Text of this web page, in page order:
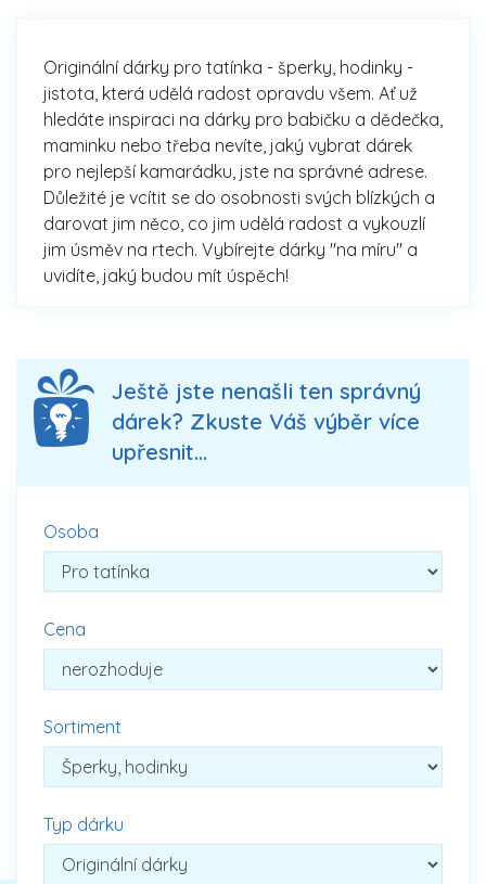
Originální dárky pro tatínka - šperky, hodinky -
jistota, která udělá radost opravdu všem. Ať už
hledáte inspiraci na dárky pro babičku a dědečka,
maminku nebo třeba nevíte, jaký vybrat dárek
pro nejlepší kamarádku, jste na správné adrese.
Důležité je vcítit se do osobnosti svých blízkých a
darovat jim něco, co jim udělá radost a vykouzlí
jim úsměv na rtech. Vybírejte dárky "na míru" a
uvidíte, jaký budou mít úspěch!
Ještě jste nenašli ten správný
dárek? Zkuste Váš výběr více
upřesnit...
Osoba
Cena
Sortiment
Typ dárku